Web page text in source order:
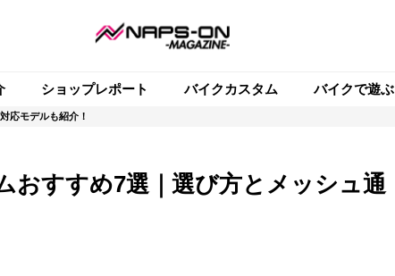
ショップレポート バイクカスタム バイクで遊ぶ
応モデルも紹介！
おすすめ7選｜選び方とメッシュ通